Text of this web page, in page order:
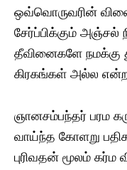
ஒவ்வொருவரின்
சேர்ப்பிக்கும் அஞ்சல்
தீவினைகளே நமக்கு
கிரகங்கள் அல்ல என்ற
ஞானசம்பந்தர் பரம
வாய்ந்த கோளறு
புரிவதன் மூலம்